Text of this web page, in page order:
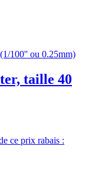
taille 40
ce prix rabais :